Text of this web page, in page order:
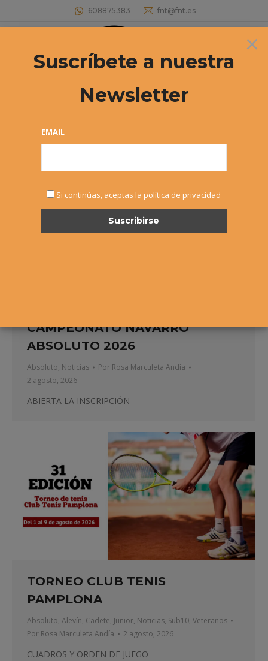
608875383 fnt@fnt.es
Buscar:
Archivos por año:2026
CAMPEONATO NAVARRO
ABSOLUTO 2026
Absoluto, Noticias Por Rosa Marculeta Andía
2 agosto, 2026
ABIERTA LA INSCRIPCIÓN
TORNEO CLUB TENIS
PAMPLONA
Absoluto, Alevín, Cadete, Junior, Noticias, Sub10, Veteranos
Por Rosa Marculeta Andía 2 agosto, 2026
CUADROS Y ORDEN DE JUEGO
×
Suscríbete a nuestra
Newsletter
EMAIL
Si continúas, aceptas la política de privacidad